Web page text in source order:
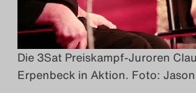
Das
Das
Die 3Sat Preiskampf-Juroren
Erpenbeck in Aktion. Foto: